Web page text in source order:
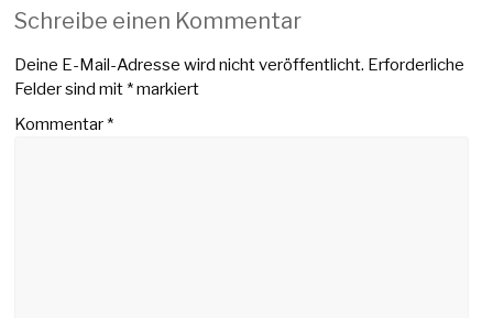
Schreibe einen Kommentar
Deine E-Mail-Adresse wird nicht veröffentlicht. Erforderliche
Felder sind mit*markiert
Kommentar*